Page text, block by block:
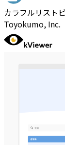
カラフルリスト
Toyokumo, Inc.